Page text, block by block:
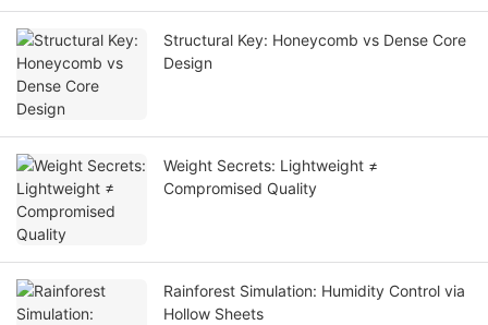
Structural Key: Honeycomb vs Dense Core
Design
Weight Secrets: Lightweight ≠
Compromised Quality
Rainforest Simulation: Humidity Control via
Hollow Sheets